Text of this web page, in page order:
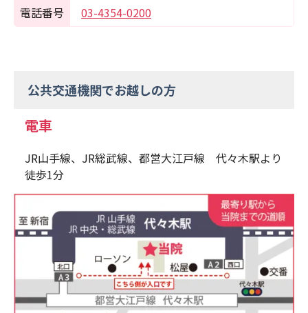
電話番号
03-4354-0200
公共交通機関でお越しの方
電車
JR山手線、JR総武線、都営大江戸線 代々木駅より
徒歩1分